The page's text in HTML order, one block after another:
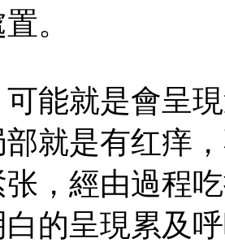
。
可能就是會呈
部就是有红痒
，經由過程
白的呈現累及